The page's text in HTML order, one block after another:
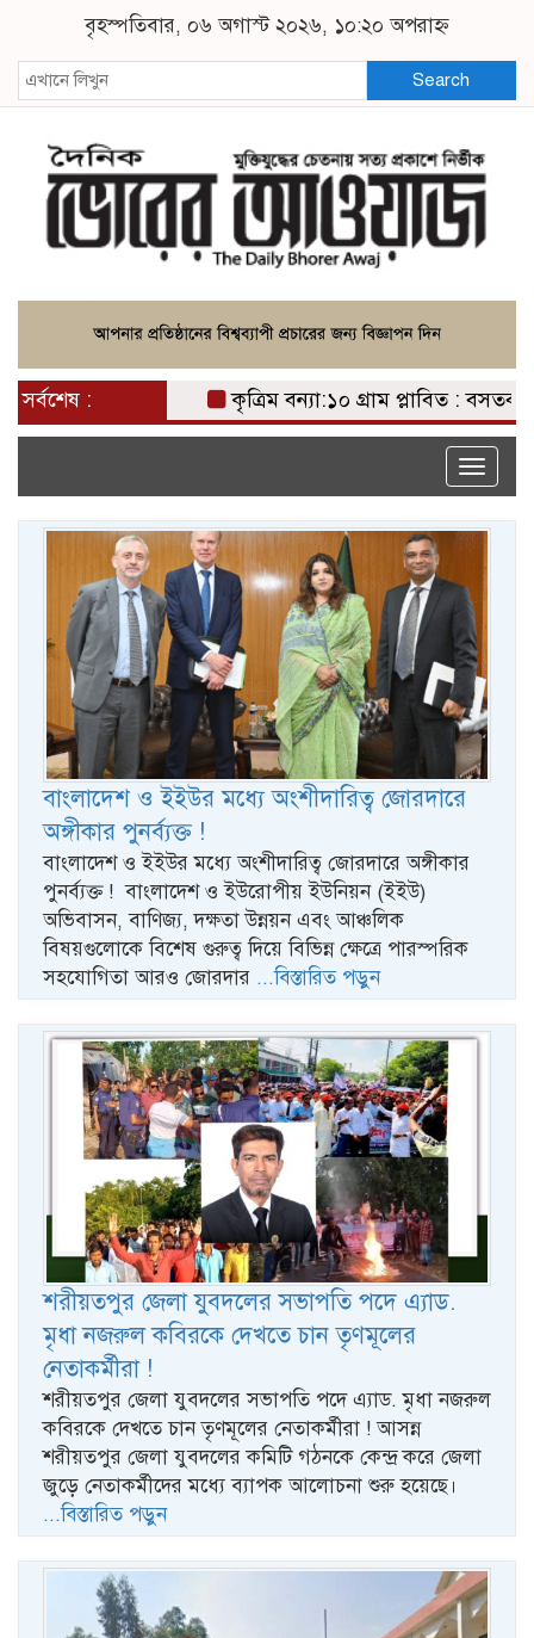
বৃহস্পতিবার, ০৬ অগাস্ট ২০২৬, ১০:২০ অপরাহ্ন
Search
সর্বশেষ : কৃত্রিম বন্যা:১০ গ্রাম প্লাবিত : বসতবাড়ি
Toggle
বাংলাদেশ ও ইইউর মধ্যে অংশীদারিত্ব জোরদারে
অঙ্গীকার পুনর্ব্যক্ত !
বাংলাদেশ ও ইইউর মধ্যে অংশীদারিত্ব জোরদারে অঙ্গীকার
পুনর্ব্যক্ত ! বাংলাদেশ ও ইউরোপীয় ইউনিয়ন (ইইউ)
অভিবাসন, বাণিজ্য, দক্ষতা উন্নয়ন এবং আঞ্চলিক
বিষয়গুলোকে বিশেষ গুরুত্ব দিয়ে বিভিন্ন ক্ষেত্রে পারস্পরিক
সহযোগিতা আরও জোরদার ...বিস্তারিত পড়ুন
শরীয়তপুর জেলা যুবদলের সভাপতি পদে এ্যাড.
মৃধা নজরুল কবিরকে দেখতে চান তৃণমূলের
নেতাকর্মীরা !
শরীয়তপুর জেলা যুবদলের সভাপতি পদে এ্যাড. মৃধা নজরুল
কবিরকে দেখতে চান তৃণমূলের নেতাকর্মীরা ! আসন্ন
শরীয়তপুর জেলা যুবদলের কমিটি গঠনকে কেন্দ্র করে জেলা
জুড়ে নেতাকর্মীদের মধ্যে ব্যাপক আলোচনা শুরু হয়েছে।
...বিস্তারিত পড়ুন